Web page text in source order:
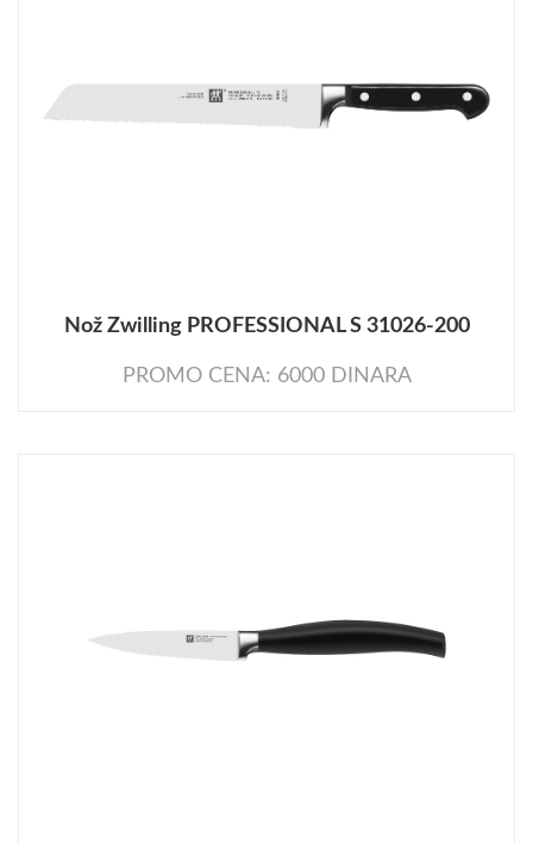
Nož Zwilling PROFESSIONAL S 31026-200
PROMO CENA: 6000 DINARA